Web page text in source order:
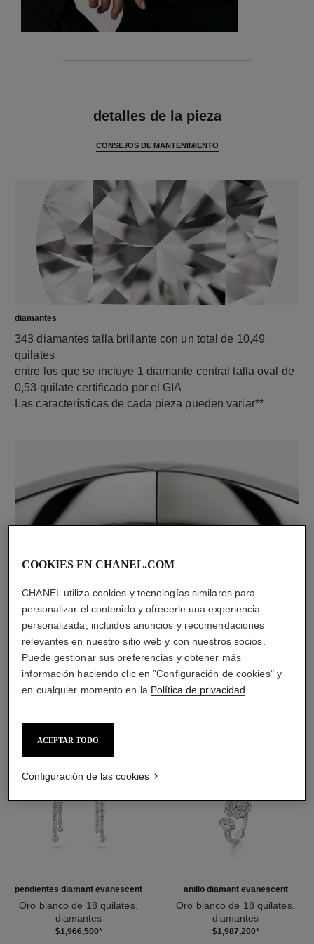
detalles de la pieza
CONSEJOS DE MANTENIMIENTO
diamantes
343 diamantes talla brillante con un total de 10,49
quilates
entre los que se incluye 1 diamante central talla oval de
0,53 quilate certificado por el GIA
Las características de cada pieza pueden variar**
Oro blanco de 18 quilates
DESCUBRA TAMBIÉN
pendientes diamant evanescent
Oro blanco de 18 quilates,
diamantes
Ref. J63488$1,966,500*
anillo diamant evanescent
Oro blanco de 18 quilates,
diamantes
Ref. J63487$1,987,200*
COOKIES EN CHANEL.COM
CHANEL utiliza cookies y tecnologías similares para
personalizar el contenido y ofrecerle una experiencia
personalizada, incluidos anuncios y recomendaciones
relevantes en nuestro sitio web y con nuestros socios.
Puede gestionar sus preferencias y obtener más
información haciendo clic en "Configuración de cookies" y
en cualquier momento en la Política de privacidad
ACEPTAR TODO
Configuración de las cookies